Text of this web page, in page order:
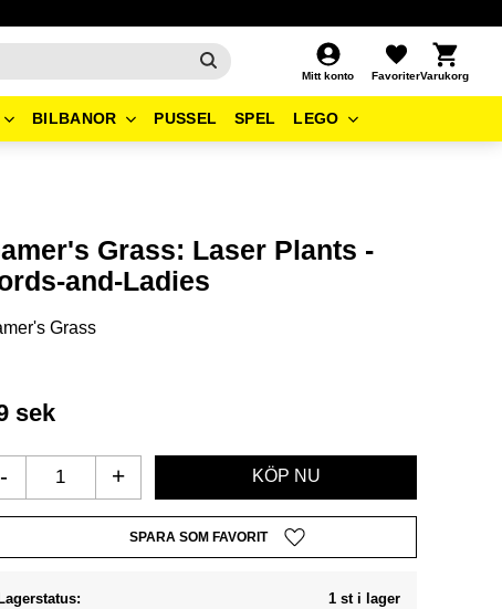
Mitt konto
Favoriter
Kundvagn
BILBANOR PUSSEL SPEL LEGO
Grass: Laser Plants -
and-Ladies
Grass
sek
+
-
Lägg till i favoriter
Lagerstatus
1 st i lager